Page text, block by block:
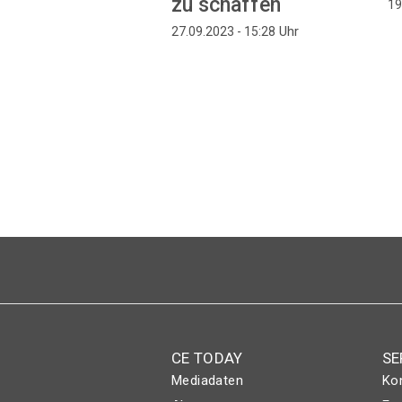
zu schaffen
27.09.2023 - 15:28 Uhr
CE TODAY
Mediadaten